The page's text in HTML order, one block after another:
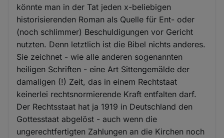
könnte man in der Tat jeden x-beliebigen
historisierenden Roman als Quelle für Ent- oder
(noch schlimmer) Beschuldigungen vor Gericht
nutzten. Denn letztlich ist die Bibel nichts anderes.
Sie zeichnet - wie alle anderen sogenannten
heiligen Schriften - eine Art Sittengemälde der
damaligen (!) Zeit, das in einem Rechtstaat
keinerlei rechtsnormierende Kraft entfalten darf.
Der Rechtsstaat hat ja 1919 in Deutschland den
Gottesstaat abgelöst - auch wenn die
ungerechtfertigten Zahlungen an die Kirchen noch